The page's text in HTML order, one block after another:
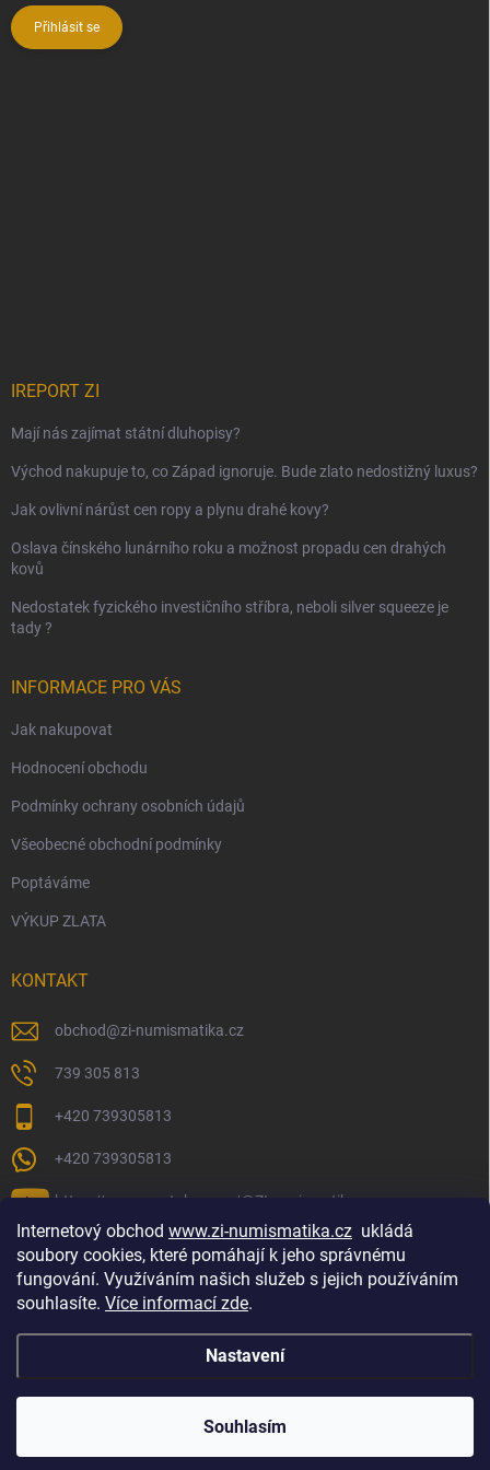
Internetový obchod www.zi-numismatika.cz ukládá
soubory cookies, které pomáhají k jeho správnému
fungování. Využíváním našich služeb s jejich používáním
souhlasíte. Více informací zde.
Nastavení
Souhlasím
Přihlásit se
IREPORT ZI
Mají nás zajímat státní dluhopisy?
Východ nakupuje to, co Západ ignoruje. Bude zlato nedostižný luxus?
Jak ovlivní nárůst cen ropy a plynu drahé kovy?
Oslava čínského lunárního roku a možnost propadu cen drahých
kovů
Nedostatek fyzického investičního stříbra, neboli silver squeeze je
tady ?
INFORMACE PRO VÁS
Jak nakupovat
Hodnocení obchodu
Podmínky ochrany osobních údajů
Všeobecné obchodní podmínky
Poptáváme
VÝKUP ZLATA
KONTAKT
obchod@zi-numismatika.cz
739 305 813
+420 739305813
+420 739305813
https://www.youtube.com/@ZInumismatika
Zlaté investování Golf shop Golfstart Houby a bylinky
ZI-NUMISMATIKA . Všechna práva vyhrazena.